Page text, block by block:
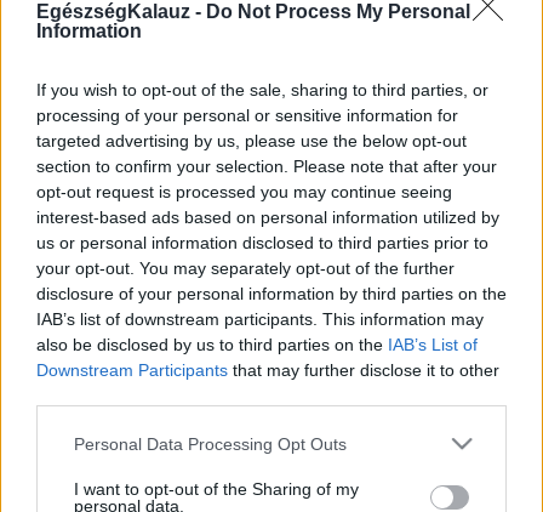
EgészségKalauz - Do Not Process My Personal
Information
If you wish to opt-out of the sale, sharing to third parties, or
processing of your personal or sensitive information for
targeted advertising by us, please use the below opt-out
section to confirm your selection. Please note that after your
opt-out request is processed you may continue seeing
interest-based ads based on personal information utilized by
us or personal information disclosed to third parties prior to
your opt-out. You may separately opt-out of the further
disclosure of your personal information by third parties on the
IAB’s list of downstream participants. This information may
also be disclosed by us to third parties on the IAB’s List of
Downstream Participants that may further disclose it to other
Please note that this website/app uses one or more Google
not limited to your visit or usage behaviour. You may click to
Personal Data Processing Opt Outs
I want to opt-out of the Sharing of my
personal data.
Valóban képesek a hangyák kiszagolni a rosszindulatú
Valóban képesek a hangyák
kiszagolni a rosszindulatú tumort?